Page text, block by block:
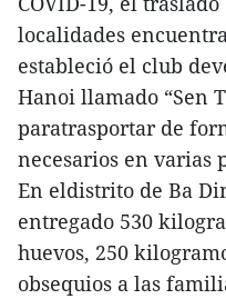
localidades
estableció el club
Hanoi llamado “Sen
paratrasportar de
necesarios en varias
En eldistrito de Ba
entregado 530
huevos, 250
obsequios a las